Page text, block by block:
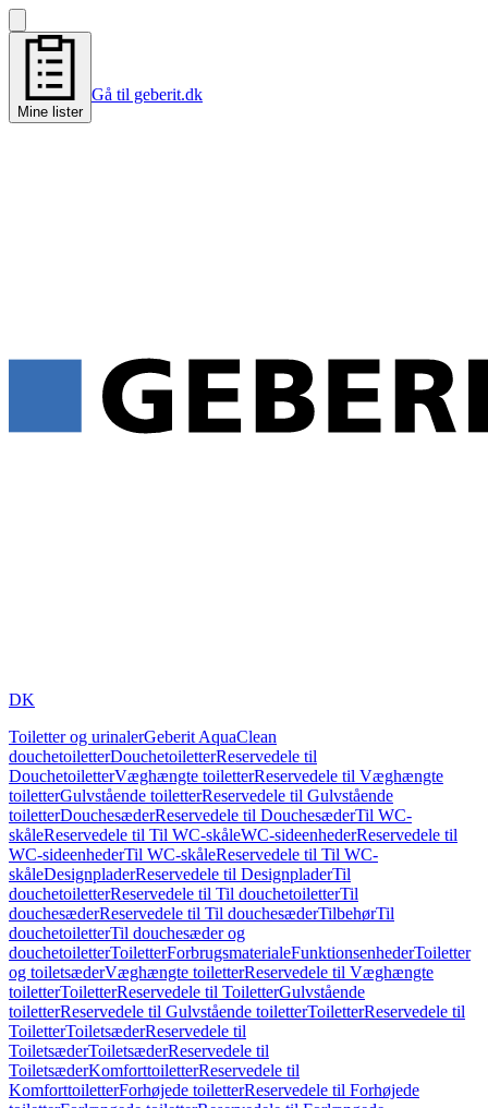
Mine lister
Gå til geberit.dk
DK
Toiletter og urinalerGeberit AquaClean
douchetoiletterDouchetoiletterReservedele til
DouchetoiletterVæghængte toiletterReservedele til Væghængte
toiletterGulvstående toiletterReservedele til Gulvstående
toiletterDouchesæderReservedele til DouchesæderTil WC-
skåleReservedele til Til WC-skåleWC-sideenhederReservedele til
WC-sideenhederTil WC-skåleReservedele til Til WC-
skåleDesignpladerReservedele til DesignpladerTil
douchetoiletterReservedele til Til douchetoiletterTil
douchesæderReservedele til Til douchesæderTilbehørTil
douchetoiletterTil douchesæder og
douchetoiletterToiletterForbrugsmaterialeFunktionsenhederToiletter
og toiletsæderVæghængte toiletterReservedele til Væghængte
toiletterToiletterReservedele til ToiletterGulvstående
toiletterReservedele til Gulvstående toiletterToiletterReservedele til
ToiletterToiletsæderReservedele til
ToiletsæderToiletsæderReservedele til
ToiletsæderKomforttoiletterReservedele til
KomforttoiletterForhøjede toiletterReservedele til Forhøjede